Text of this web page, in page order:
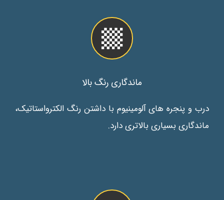
ماندگاری رنگ بالا
درب و پنجره های آلومینیوم با داشتن رنگ الکترواستاتیک،
ماندگاری بسیاری بالاتری دارد.